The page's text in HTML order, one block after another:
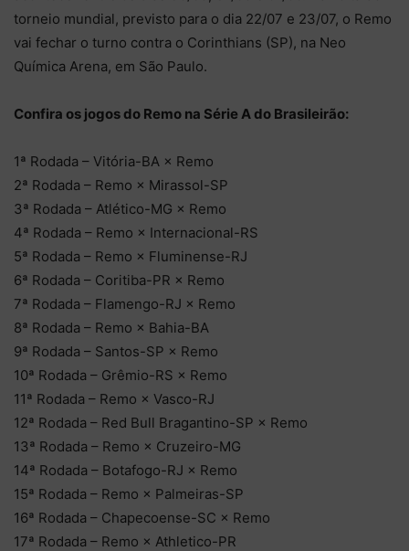
torneio mundial, previsto para o dia 22/07 e 23/07, o Remo
vai fechar o turno contra o Corinthians (SP), na Neo
Química Arena, em São Paulo.
Confira os jogos do Remo na Série A do Brasileirão:
1ª Rodada – Vitória-BA × Remo
2ª Rodada – Remo × Mirassol-SP
3ª Rodada – Atlético-MG × Remo
4ª Rodada – Remo × Internacional-RS
5ª Rodada – Remo × Fluminense-RJ
6ª Rodada – Coritiba-PR × Remo
7ª Rodada – Flamengo-RJ × Remo
8ª Rodada – Remo × Bahia-BA
9ª Rodada – Santos-SP × Remo
10ª Rodada – Grêmio-RS × Remo
11ª Rodada – Remo × Vasco-RJ
12ª Rodada – Red Bull Bragantino-SP × Remo
13ª Rodada – Remo × Cruzeiro-MG
14ª Rodada – Botafogo-RJ × Remo
15ª Rodada – Remo × Palmeiras-SP
16ª Rodada – Chapecoense-SC × Remo
17ª Rodada – Remo × Athletico-PR